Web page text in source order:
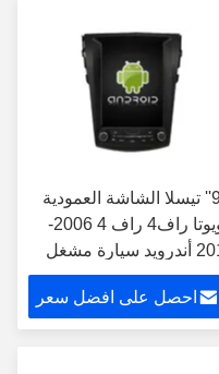
9.7'' تيسلا الشاشة العمودية
لتويوتا راف4 راف 4 2006-
2012 أندرويد سيارة مشغل
المتعددة
احصل على افضل سعر